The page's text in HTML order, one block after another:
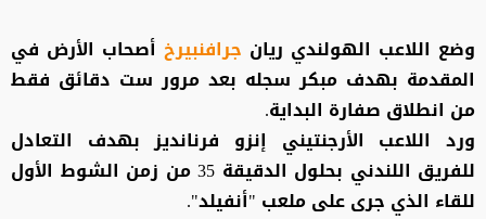
وضع اللاعب الهولندي ريان جرافنبيرخ أصحاب الأرض في
المقدمة بهدف مبكر سجله بعد مرور ست دقائق فقط
من انطلاق صفارة البداية.
ورد اللاعب الأرجنتيني إنزو فرنانديز بهدف التعادل
للفريق اللندني بحلول الدقيقة 35 من زمن الشوط الأول
للقاء الذي جرى على ملعب "أنفيلد".